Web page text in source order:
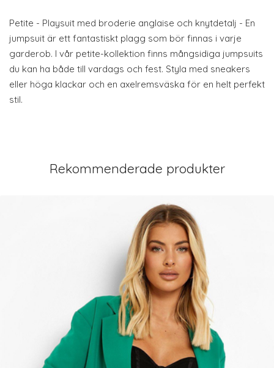
Petite - Playsuit med broderie anglaise och knytdetalj - En
jumpsuit är ett fantastiskt plagg som bör finnas i varje
garderob. I vår petite-kollektion finns mångsidiga jumpsuits
du kan ha både till vardags och fest. Styla med sneakers
eller höga klackar och en axelremsväska för en helt perfekt
stil.
Rekommenderade produkter